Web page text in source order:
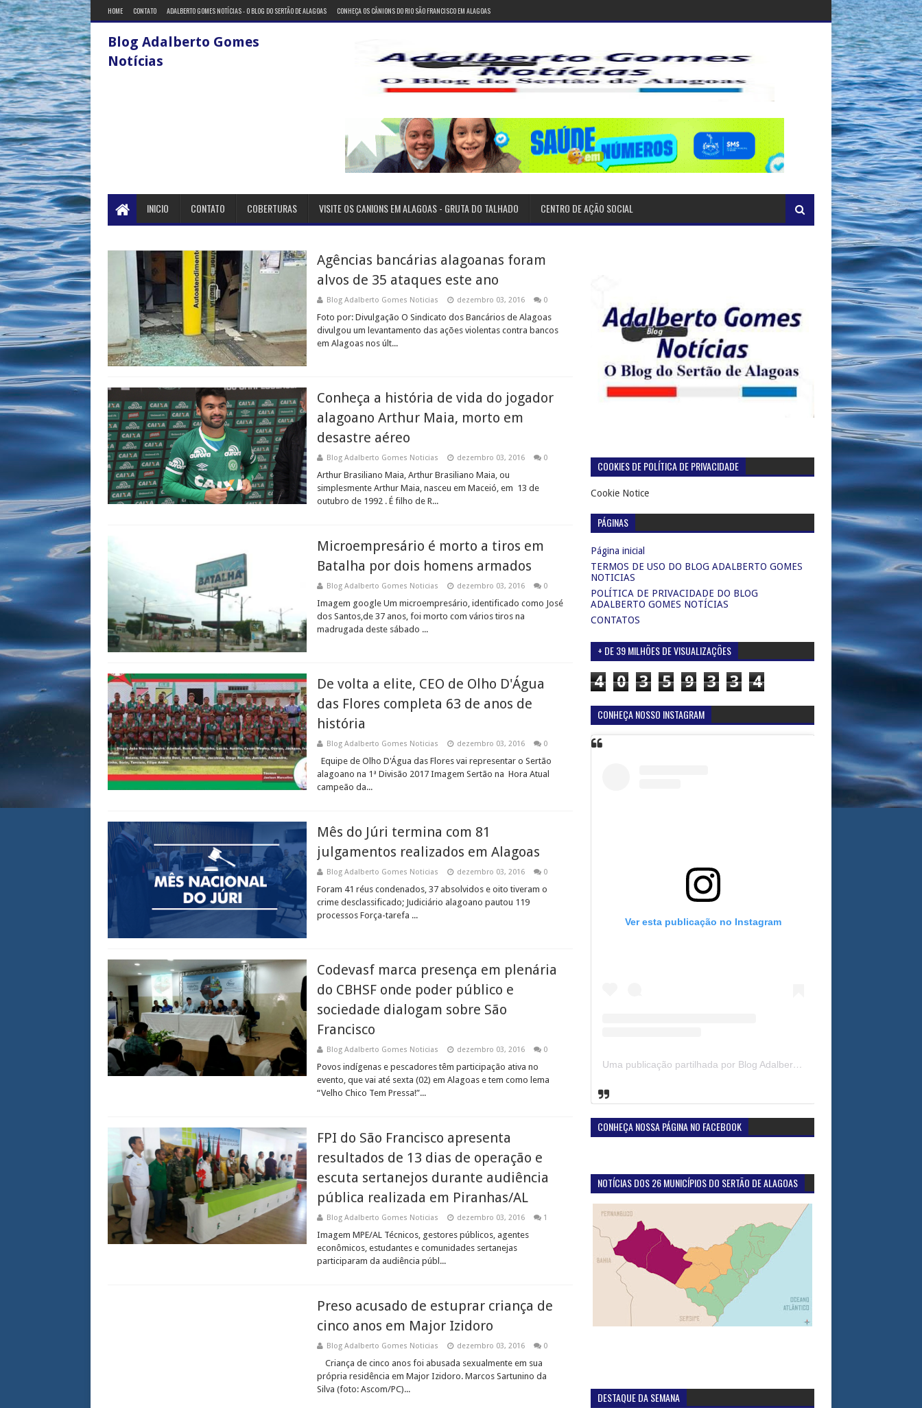
HOME CONTATO ADALBERTO GOMES NOTÍCIAS - O BLOG DO SERTÃO DE ALAGOAS CONHEÇA OS CÂNIONS DO RIO SÃO FRANCISCO EM ALAGOAS
Blog Adalberto Gomes
Notícias
INICIO CONTATO COBERTURAS VISITE OS CANIONS EM ALAGOAS - GRUTA DO TALHADO CENTRO DE AÇÃO SOCIAL
Agências bancárias alagoanas foram
alvos de 35 ataques este ano
Blog Adalberto Gomes Noticias dezembro 03, 2016 0
Foto por: Divulgação O Sindicato dos Bancários de Alagoas
divulgou um levantamento das ações violentas contra bancos
em Alagoas nos últ...
Conheça a história de vida do jogador
alagoano Arthur Maia, morto em
desastre aéreo
Blog Adalberto Gomes Noticias dezembro 03, 2016 0
Arthur Brasiliano Maia, Arthur Brasiliano Maia, ou
simplesmente Arthur Maia, nasceu em Maceió, em 13 de
outubro de 1992 . É filho de R...
Microempresário é morto a tiros em
Batalha por dois homens armados
Blog Adalberto Gomes Noticias dezembro 03, 2016 0
Imagem google Um microempresário, identificado como José
dos Santos,de 37 anos, foi morto com vários tiros na
madrugada deste sábado ...
De volta a elite, CEO de Olho D'Água
das Flores completa 63 de anos de
história
Blog Adalberto Gomes Noticias dezembro 03, 2016 0
Equipe de Olho D'Água das Flores vai representar o Sertão
alagoano na 1ª Divisão 2017 Imagem Sertão na Hora Atual
campeão da...
Mês do Júri termina com 81
julgamentos realizados em Alagoas
Blog Adalberto Gomes Noticias dezembro 03, 2016 0
Foram 41 réus condenados, 37 absolvidos e oito tiveram o
crime desclassificado; Judiciário alagoano pautou 119
processos Força-tarefa ...
Codevasf marca presença em plenária
do CBHSF onde poder público e
sociedade dialogam sobre São
Francisco
Blog Adalberto Gomes Noticias dezembro 03, 2016 0
Povos indígenas e pescadores têm participação ativa no
evento, que vai até sexta (02) em Alagoas e tem como lema
“Velho Chico Tem Pressa!”...
FPI do São Francisco apresenta
resultados de 13 dias de operação e
escuta sertanejos durante audiência
pública realizada em Piranhas/AL
Blog Adalberto Gomes Noticias dezembro 03, 2016 1
Imagem MPE/AL Técnicos, gestores públicos, agentes
econômicos, estudantes e comunidades sertanejas
participaram da audiência públ...
Preso acusado de estuprar criança de
cinco anos em Major Izidoro
Blog Adalberto Gomes Noticias dezembro 03, 2016 0
Criança de cinco anos foi abusada sexualmente em sua
própria residência em Major Izidoro. Marcos Sartunino da
Silva (foto: Ascom/PC)...
COOKIES DE POLÍTICA DE PRIVACIDADE
Cookie Notice
PÁGINAS
Página inicial
TERMOS DE USO DO BLOG ADALBERTO GOMES
NOTICIAS
POLÍTICA DE PRIVACIDADE DO BLOG
ADALBERTO GOMES NOTÍCIAS
CONTATOS
+ DE 39 MILHÕES DE VISUALIZAÇÕES
4 0 3 5 9 3 3 4
CONHEÇA NOSSO INSTAGRAM
Ver esta publicação no Instagram
Uma publicação partilhada por Blog Adalberto Gomes Noticias (@blogadalbertogomesnoticiass)
CONHEÇA NOSSA PÁGINA NO FACEBOOK
NOTÍCIAS DOS 26 MUNICÍPIOS DO SERTÃO DE ALAGOAS
DESTAQUE DA SEMANA